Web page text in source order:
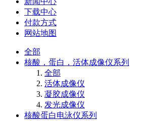
下载中心
付款方式
网站地图
全部
核酸，蛋白，活体成像仪系列
全部
活体成像仪
凝胶成像仪
发光成像仪
核酸蛋白电泳仪系列